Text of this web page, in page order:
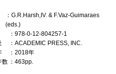
：G.R.Harsh,IV. & F.Vaz-Guimaraes
(eds.)
：978-0-12-804257-1
：ACADEMIC PRESS, INC.
：2018年
数 ：463pp.